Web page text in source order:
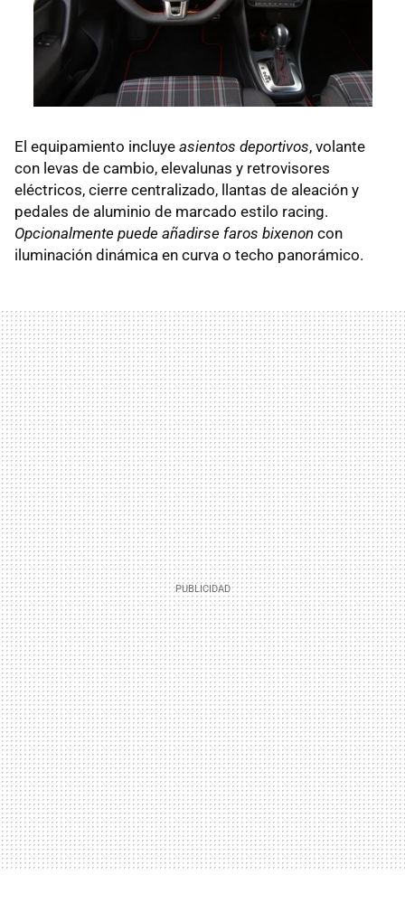
El equipamiento incluye asientos deportivos, volante
con levas de cambio, elevalunas y retrovisores
eléctricos, cierre centralizado, llantas de aleación y
pedales de aluminio de marcado estilo racing.
Opcionalmente puede añadirse faros bixenon con
iluminación dinámica en curva o techo panorámico.